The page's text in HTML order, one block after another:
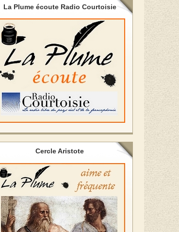
La Plume écoute Radio Courtoisie
Cercle Aristote